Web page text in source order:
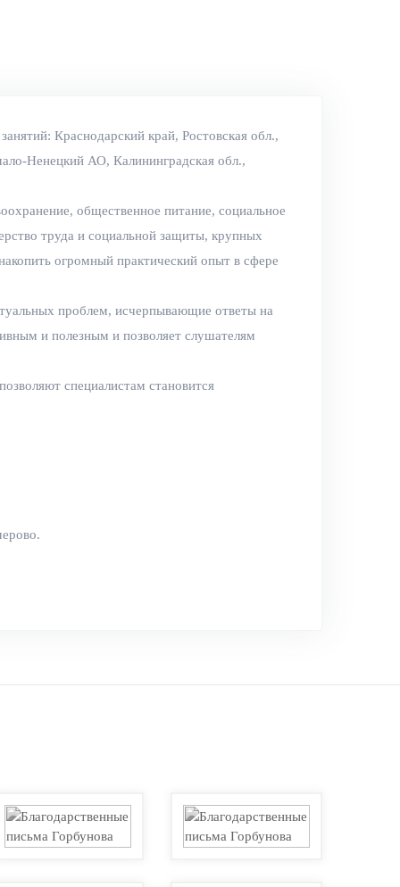
Краснодарский край, Ростовская обл.,
Ненецкий АО, Калининградская обл.,
общественное питание, социальное
труда и социальной защиты, крупных
огромный практический опыт в сфере
проблем, исчерпывающие ответы на
и полезным и позволяет слушателям
специалистам становится